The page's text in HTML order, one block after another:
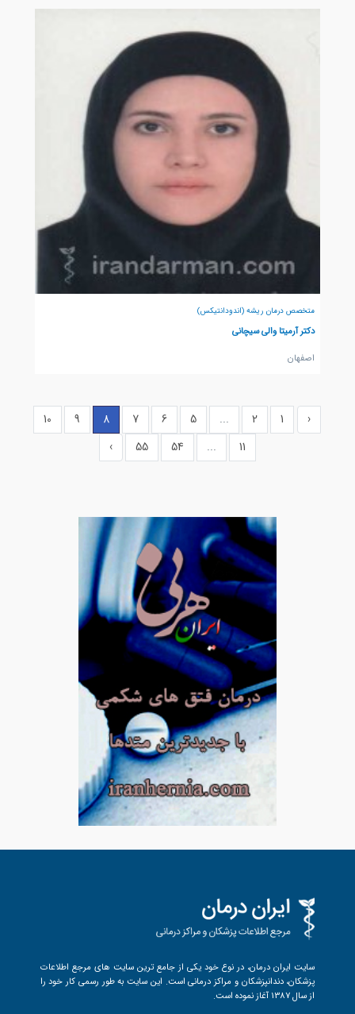
متخصص درمان ریشه (اندودانتیکس)
دکتر آرمیتا والی سیچانی
اصفهان
‹
1
2
...
5
6
7
8
9
10
11
...
54
55
›
سایت ایران درمان، در نوع خود یکی از جامع ترین سایت های مرجع اطلاعات
پزشکان، دندانپزشکان و مراکز درمانی است. این سایت به طور رسمی کار خود را
از سال 1387 آغاز نموده است.